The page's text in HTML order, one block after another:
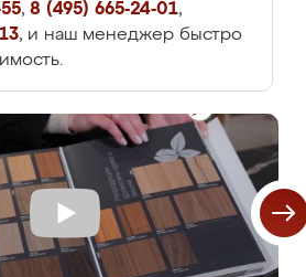
, 8 (495) 665-24-01,
, и наш менеджер быстро